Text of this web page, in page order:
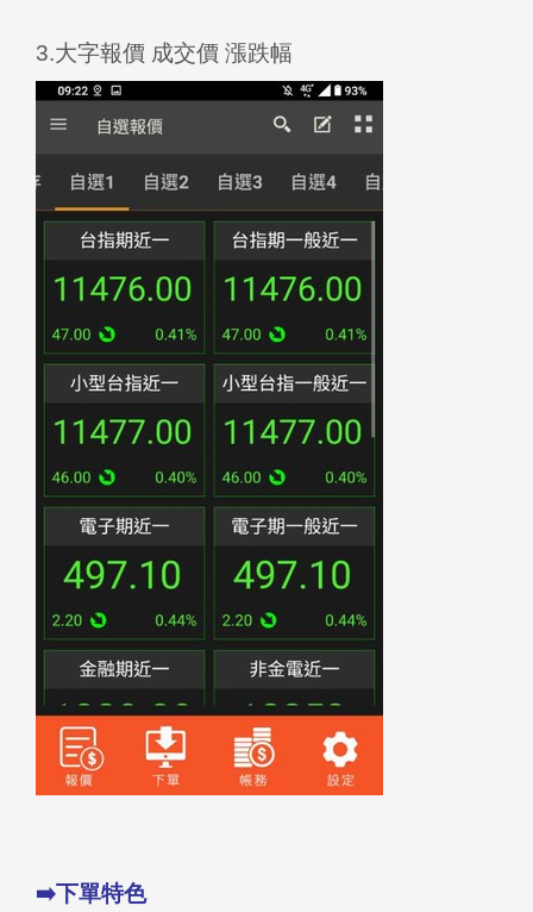
3.大字報價 成交價 漲跌幅
➡️下單特色